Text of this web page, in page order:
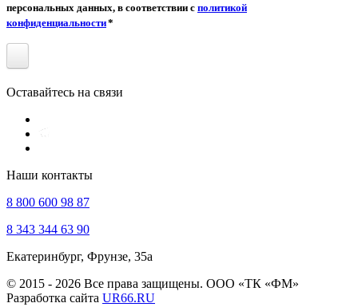
персональных данных, в соответствии с политикой
конфиденциальности*
Оставайтесь на связи
Наши контакты
8 800 600 98 87
8 343 344 63 90
Екатеринбург, Фрунзе, 35а
© 2015 - 2026 Все права защищены. ООО «ТК «ФМ»
Разработка сайта UR66.RU